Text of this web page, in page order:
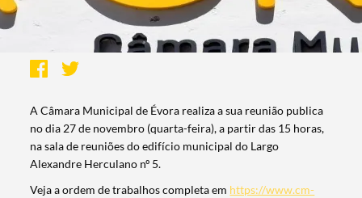
A Câmara Municipal de Évora realiza a sua reunião publica
no dia 27 de novembro (quarta-feira), a partir das 15 horas,
na sala de reuniões do edifício municipal do Largo
Alexandre Herculano nº 5.
Veja a ordem de trabalhos completa em https://www.cm-